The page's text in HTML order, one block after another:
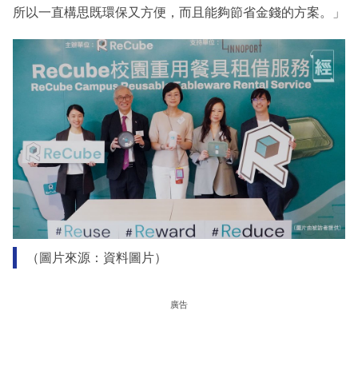
所以一直構思既環保又方便，而且能夠節省金錢的方案。」
（圖片來源：資料圖片）
廣告